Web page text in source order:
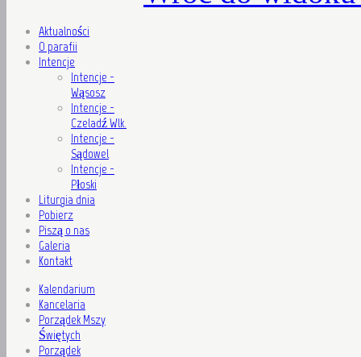
Aktualności
O parafii
Intencje
Intencje -
Wąsosz
Intencje -
Czeladź Wlk.
Intencje -
Sądowel
Intencje -
Płoski
Liturgia dnia
Pobierz
Piszą o nas
Galeria
Kontakt
Kalendarium
Kancelaria
Porządek Mszy
Świętych
Porządek